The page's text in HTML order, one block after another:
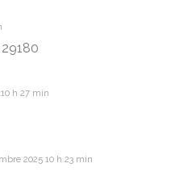
h 27 min
2025 10 h 23 min